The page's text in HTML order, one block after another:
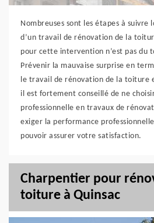
Nombreuses sont les étapes à
d’un travail de rénovation de la
pour cette intervention n’est pas du
Prévenir la mauvaise surprise en
le travail de rénovation de la toiture
il est fortement conseillé de ne
professionnelle en travaux de
exiger la performance
pouvoir assurer votre satisfaction.
Charpentier pour
toiture à Quinsac